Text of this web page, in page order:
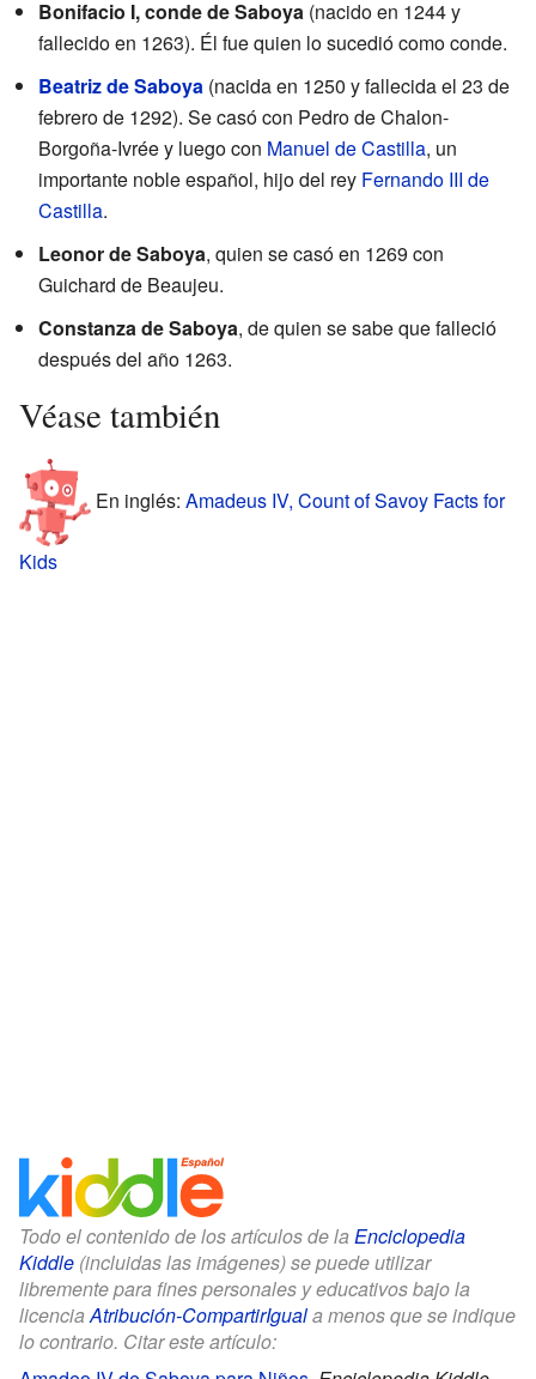
Bonifacio I, conde de Saboya (nacido en 1244 y
fallecido en 1263). Él fue quien lo sucedió como conde.
Beatriz de Saboya (nacida en 1250 y fallecida el 23 de
febrero de 1292). Se casó con Pedro de Chalon-
Borgoña-Ivrée y luego con Manuel de Castilla, un
importante noble español, hijo del rey Fernando III de
Castilla.
Leonor de Saboya, quien se casó en 1269 con
Guichard de Beaujeu.
Constanza de Saboya, de quien se sabe que falleció
después del año 1263.
Véase también
En inglés: Amadeus IV, Count of Savoy Facts for
Kids
Todo el contenido de los artículos de la Enciclopedia
Kiddle (incluidas las imágenes) se puede utilizar
libremente para fines personales y educativos bajo la
licenciaAtribución-CompartirIguala menos que se indique
lo contrario. Citar este artículo: